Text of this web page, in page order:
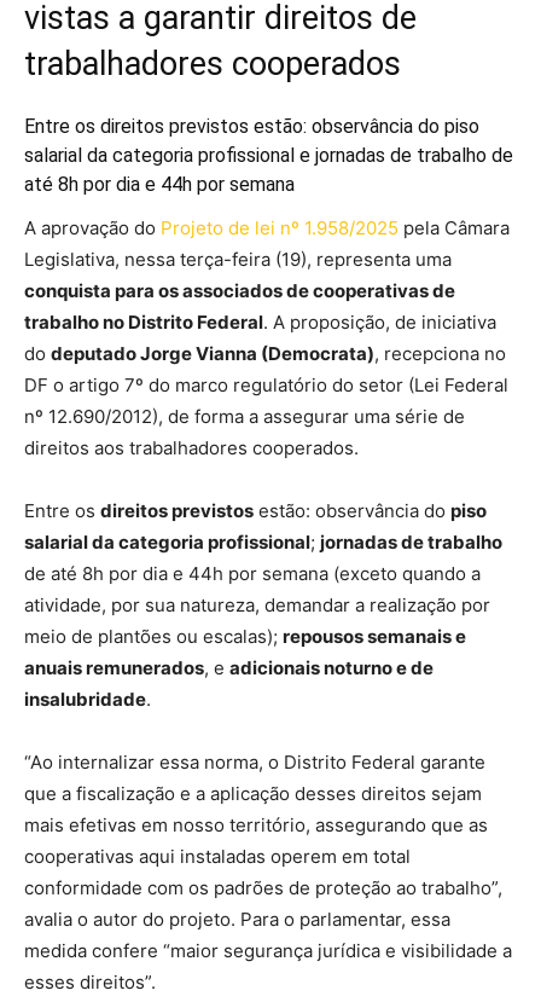
vistas a garantir direitos de
trabalhadores cooperados
Entre os direitos previstos estão: observância do piso
salarial da categoria profissional e jornadas de trabalho de
até 8h por dia e 44h por semana
A aprovação do Projeto de lei nº 1.958/2025 pela Câmara
Legislativa, nessa terça-feira (19), representa uma
conquista para os associados de cooperativas de
trabalho no Distrito Federal. A proposição, de iniciativa
do deputado Jorge Vianna (Democrata), recepciona no
DF o artigo 7º do marco regulatório do setor (Lei Federal
nº 12.690/2012), de forma a assegurar uma série de
direitos aos trabalhadores cooperados.
Entre os direitos previstos estão: observância do piso
salarial da categoria profissional; jornadas de trabalho
de até 8h por dia e 44h por semana (exceto quando a
atividade, por sua natureza, demandar a realização por
meio de plantões ou escalas); repousos semanais e
anuais remunerados, e adicionais noturno e de
insalubridade.
“Ao internalizar essa norma, o Distrito Federal garante
que a fiscalização e a aplicação desses direitos sejam
mais efetivas em nosso território, assegurando que as
cooperativas aqui instaladas operem em total
conformidade com os padrões de proteção ao trabalho”,
avalia o autor do projeto. Para o parlamentar, essa
medida confere “maior segurança jurídica e visibilidade a
esses direitos”.